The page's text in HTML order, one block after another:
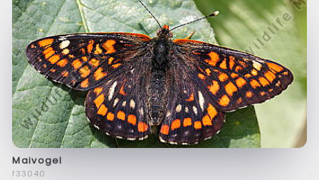
Maivogel
f33040